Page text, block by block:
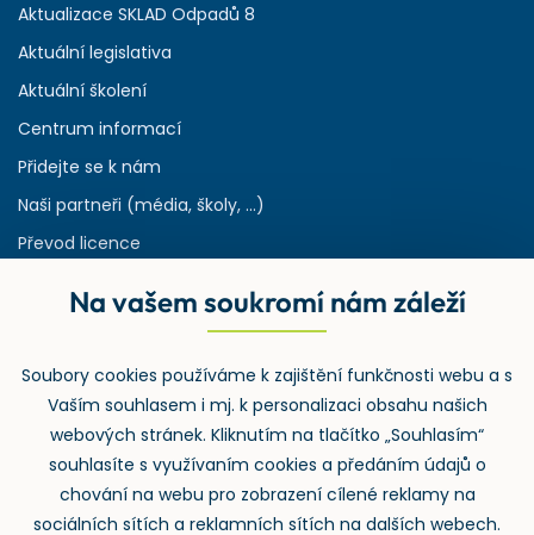
Aktualizace SKLAD Odpadů 8
Aktuální legislativa
Aktuální školení
Centrum informací
Přidejte se k nám
Naši partneři (média, školy, ...)
Převod licence
Rejstřík používaných zkratek v odpadech
Zpětný odběr
Na vašem soukromí nám záleží
Soubory cookies používáme k zajištění funkčnosti webu a s
Vaším souhlasem i mj. k personalizaci obsahu našich
webových stránek. Kliknutím na tlačítko „Souhlasím“
souhlasíte s využívaním cookies a předáním údajů o
chování na webu pro zobrazení cílené reklamy na
sociálních sítích a reklamních sítích na dalších webech.